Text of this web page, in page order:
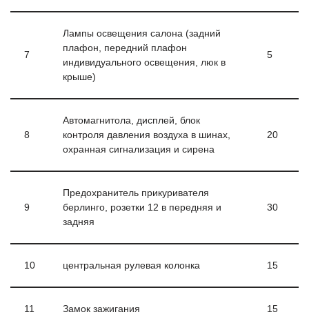
7
Лампы освещения салона (задний
плафон, передний плафон
индивидуального освещения, люк в
крыше)
5
8
Автомагнитола, дисплей, блок
контроля давления воздуха в шинах,
охранная сигнализация и сирена
20
9
Предохранитель прикуривателя
берлинго, розетки 12 в передняя и
задняя
30
10 центральная рулевая колонка 15
11 Замок зажигания 15